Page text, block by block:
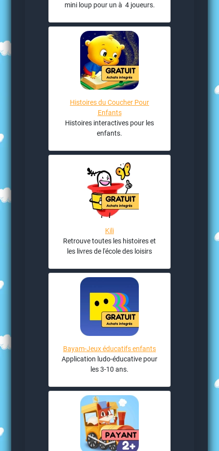
mini loup pour un à 4 joueurs.
Histoires du Coucher Pour
Enfants
Histoires interactives pour les
enfants.
Kili
Retrouve toutes les histoires et
les livres de l'école des loisirs
Bayam-Jeux éducatifs enfants
Application ludo-éducative pour
les 3-10 ans.